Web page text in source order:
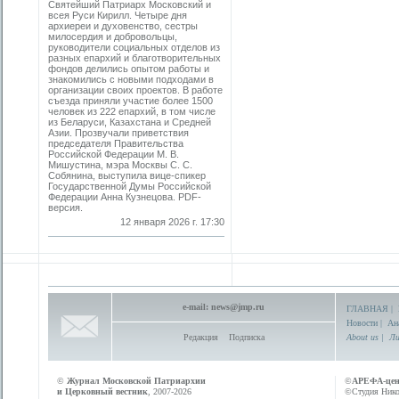
Святейший Патриарх Московский и
всея Руси Кирилл. Четыре дня
архиереи и духовенство, сестры
милосердия и добровольцы,
руководители социальных отделов из
разных епархий и благотворительных
фондов делились опытом работы и
знакомились с новыми подходами в
организации своих проектов. В работе
съезда приняли участие более 1500
человек из 222 епархий, в том числе
из Беларуси, Казахстана и Средней
Азии. Прозвучали приветствия
председателя Правительства
Российской Федерации М. В.
Мишустина, мэра Москвы С. С.
Собянина, выступила вице-спикер
Государственной Думы Российской
Федерации Анна Кузнецова. PDF-
версия.
12 января 2026 г. 17:30
e-mail: news@jmp.ru
Редакция Подписка
ГЛАВНАЯ |
Новости |
About us |
© Журнал Московской Патриархии
и Церковный вестник , 2007-2026
©АРЕФА-
©Студия